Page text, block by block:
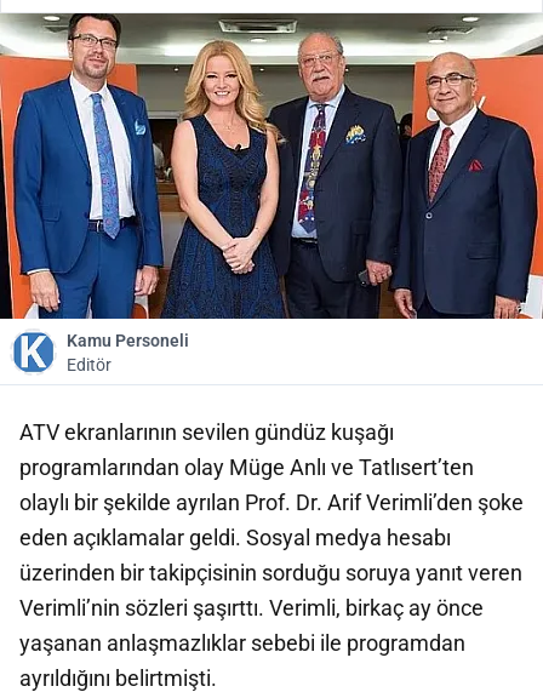
Kamu Personeli
Editör
ATV ekranlarının sevilen gündüz kuşağı
programlarından olay Müge Anlı ve Tatlısert’ten
olaylı bir şekilde ayrılan Prof. Dr. Arif Verimli’den şoke
eden açıklamalar geldi. Sosyal medya hesabı
üzerinden bir takipçisinin sorduğu soruya yanıt veren
Verimli’nin sözleri şaşırttı. Verimli, birkaç ay önce
yaşanan anlaşmazlıklar sebebi ile programdan
ayrıldığını belirtmişti.